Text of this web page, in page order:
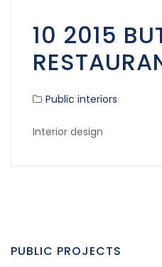
10 2015
Public interiors
Interior design
PUBLIC PROJECTS